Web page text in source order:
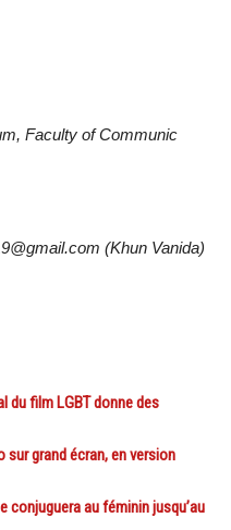
Faculty of Communic
(Khun Vanida)
du film LGBT donne des
sur grand écran, en version
conjuguera au féminin jusqu’au